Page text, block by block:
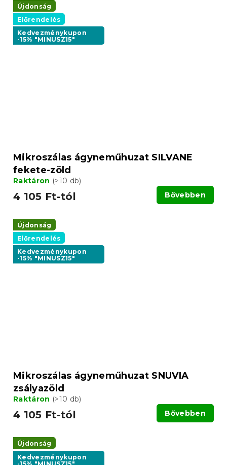
Újdonság
Előrendelés
Kedvezménykupon
-15% "MINUSZ15"
Mikroszálas ágyneműhuzat SILVANE
fekete-zöld
Raktáron (>10 db)
4 105 Ft-tól Bővebben
Újdonság
Előrendelés
Kedvezménykupon
-15% "MINUSZ15"
Mikroszálas ágyneműhuzat SNUVIA
zsályazöld
Raktáron (>10 db)
4 105 Ft-tól Bővebben
Újdonság
Kedvezménykupon